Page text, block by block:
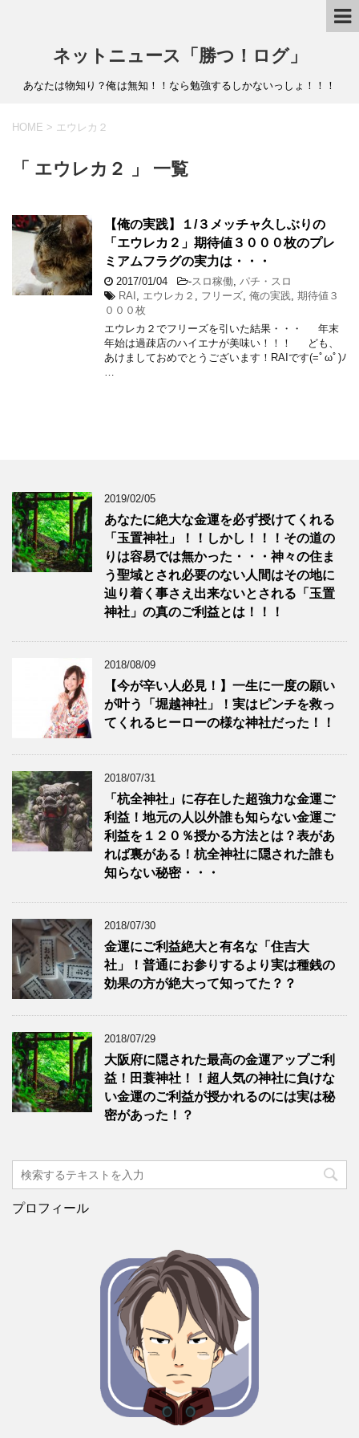
ネットニュース「勝つ！ログ」
あなたは物知り？俺は無知！！なら勉強するしかないっしょ！！！
HOME > エウレカ２
「 エウレカ２ 」 一覧
【俺の実践】１/３メッチャ久しぶりの
「エウレカ２」期待値３０００枚のプレ
ミアムフラグの実力は・・・
2017/01/04 -スロ稼働
パチ・スロ
RAI
エウレカ２ フリーズ 俺の実践 期待値３
０００枚
エウレカ２でフリーズを引いた結果・・・ 年末
年始は過疎店のハイエナが美味い！！！ ども、
あけましておめでとうございます！RAIです(=ﾟωﾟ)ﾉ
2019/02/05
あなたに絶大な金運を必ず授けてくれる
「玉置神社」！！しかし！！！その道の
りは容易では無かった・・・神々の住ま
う聖域とされ必要のない人間はその地に
辿り着く事さえ出来ないとされる「玉置
神社」の真のご利益とは！！！
2018/08/09
【今が辛い人必見！】一生に一度の願い
が叶う「堀越神社」！実はピンチを救っ
てくれるヒーローの様な神社だった！！
2018/07/31
「杭全神社」に存在した超強力な金運ご
利益！地元の人以外誰も知らない金運ご
利益を１２０％授かる方法とは？表があ
れば裏がある！杭全神社に隠された誰も
知らない秘密・・・
2018/07/30
金運にご利益絶大と有名な「住吉大
社」！普通にお参りするより実は種銭の
効果の方が絶大って知ってた？？
2018/07/29
大阪府に隠された最高の金運アップご利
益！田蓑神社！！超人気の神社に負けな
い金運のご利益が授かれるのには実は秘
密があった！？
プロフィール